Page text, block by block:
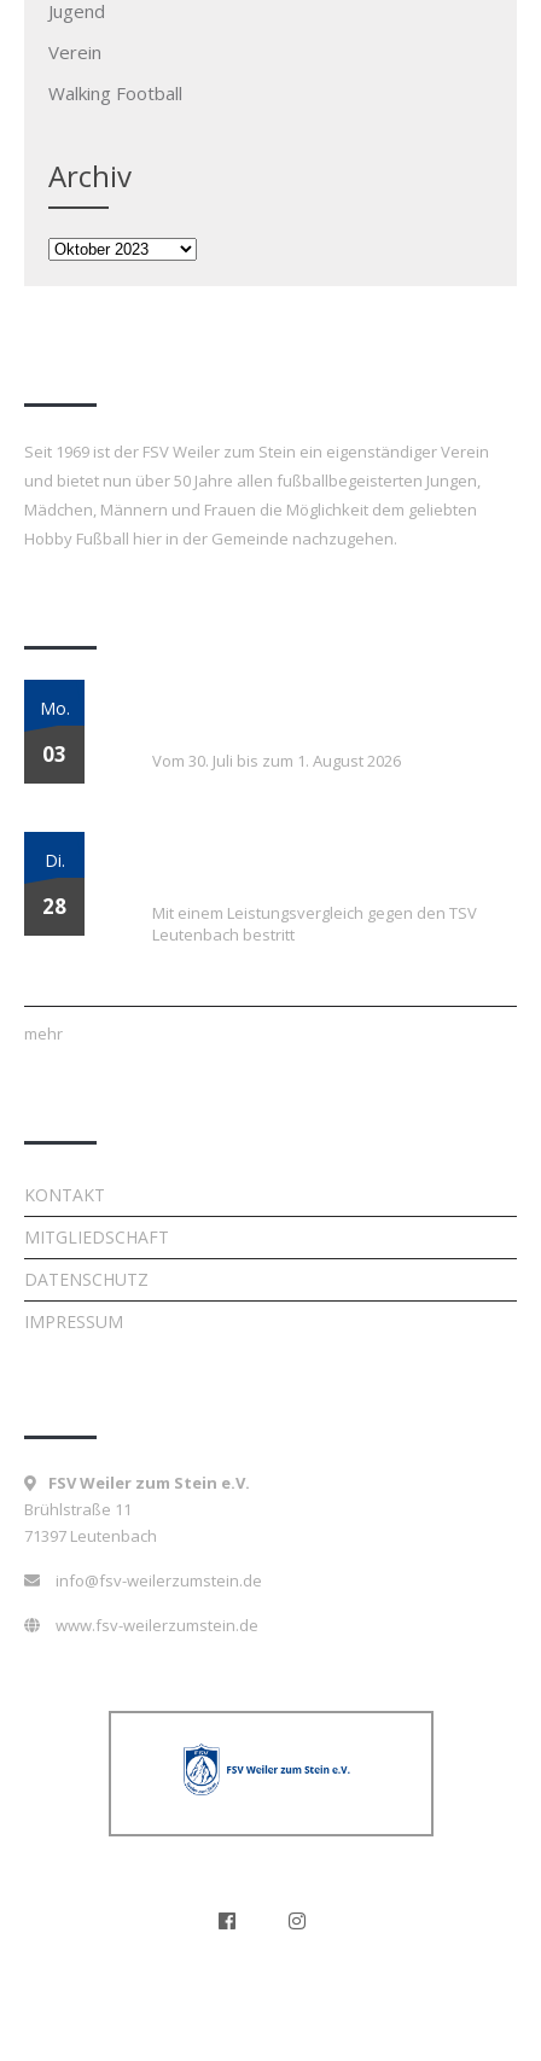
Jugend
Verein
Walking Football
Archiv
Archiv
Seit 1969 ist der FSV Weiler zum Stein ein eigenständiger Verein
und bietet nun über 50 Jahre allen fußballbegeisterten Jungen,
Mädchen, Männern und Frauen die Möglichkeit dem geliebten
Hobby Fußball hier in der Gemeinde nachzugehen.
Mo.
03 Vom 30. Juli bis zum 1. August 2026
Di.
28
Mit einem Leistungsvergleich gegen den TSV
Leutenbach bestritt
mehr
KONTAKT
MITGLIEDSCHAFT
DATENSCHUTZ
IMPRESSUM
FSV Weiler zum Stein e.V.
Brühlstraße 11
71397 Leutenbach
info@fsv-weilerzumstein.de
www.fsv-weilerzumstein.de